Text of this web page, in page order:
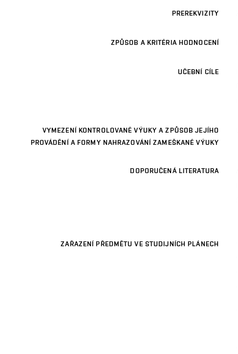
PREREKVIZITY
ZPŮSOB A KRITÉRIA HODNOCENÍ
UČEBNÍ CÍLE
VYMEZENÍ KONTROLOVANÉ VÝUKY A ZPŮSOB JEJÍHO
PROVÁDĚNÍ A FORMY NAHRAZOVÁNÍ ZAMEŠKANÉ VÝUKY
DOPORUČENÁ LITERATURA
ZAŘAZENÍ PŘEDMĚTU VE STUDIJNÍCH PLÁNECH